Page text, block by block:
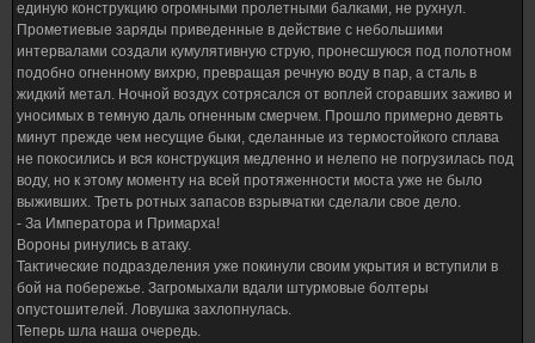
единую конструкцию огромными пролетными балками, не рухнул.
Прометиевые заряды приведенные в действие с небольшими
интервалами создали кумулятивную струю, пронесшуюся под полотном
подобно огненному вихрю, превращая речную воду в пар, а сталь в
жидкий метал. Ночной воздух сотрясался от воплей сгоравших заживо и
уносимых в темную даль огненным смерчем. Прошло примерно девять
минут прежде чем несущие быки, сделанные из термостойкого сплава
не покосились и вся конструкция медленно и нелепо не погрузилась под
воду, но к этому моменту на всей протяженности моста уже не было
выживших. Треть ротных запасов взрывчатки сделали свое дело.
- За Императора и Примарха!
Вороны ринулись в атаку.
Тактические подразделения уже покинули своим укрытия и вступили в
бой на побережье. Загромыхали вдали штурмовые болтеры
опустошителей. Ловушка захлопнулась.
Теперь шла наша очередь.